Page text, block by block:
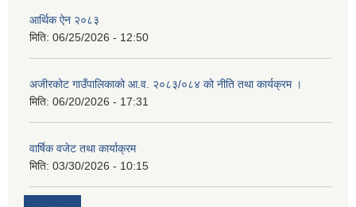
आर्थिक ऐन २०८३
मिति: 06/25/2026 - 12:50
अजीरकोट गाउँपालिकाको आ.व. २०८३/०८४ को नीति तथा कार्यक्रम ।
मिति: 06/20/2026 - 17:31
वार्षिक वजेट तथा कार्याक्रम
मिति: 03/30/2026 - 10:15